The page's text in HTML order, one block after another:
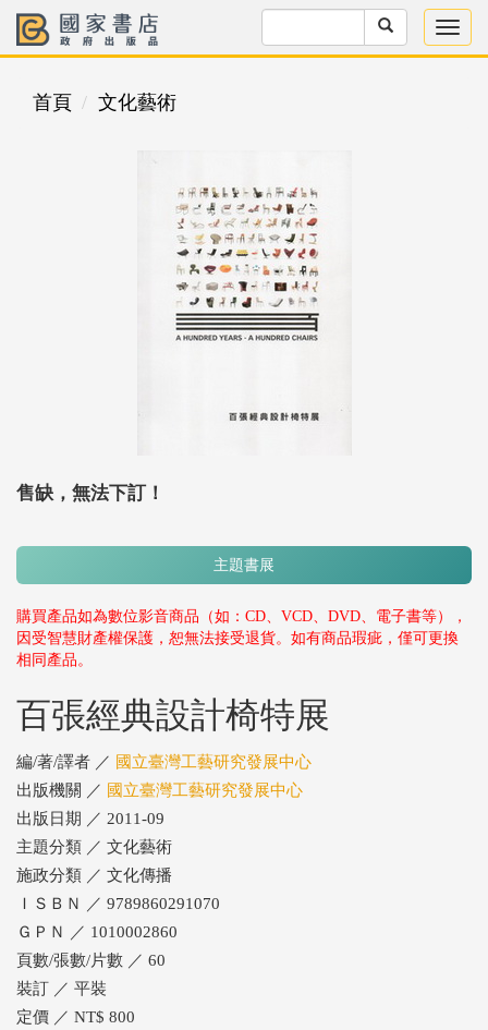
首頁 文化藝術
售缺，無法下訂！
主題書展
購買產品如為數位影音商品（如：CD、VCD、DVD、電子書等），
因受智慧財產權保護，恕無法接受退貨。如有商品瑕疵，僅可更換
相同產品。
百張經典設計椅特展
編/著/譯者 ／ 國立臺灣工藝研究發展中心
出版機關 ／ 國立臺灣工藝研究發展中心
出版日期 ／ 2011-09
主題分類 ／ 文化藝術
施政分類 ／ 文化傳播
ＩＳＢＮ ／ 9789860291070
ＧＰＮ ／ 1010002860
頁數/張數/片數 ／ 60
裝訂 ／ 平裝
定價 ／ NT$ 800